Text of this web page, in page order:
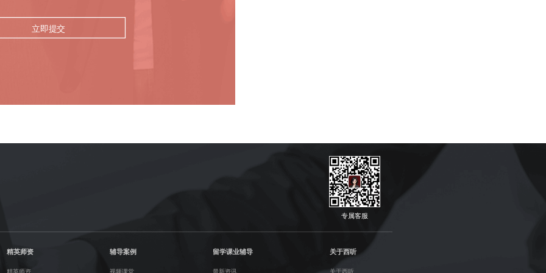
立即提交
专属客服
精英师资
精英师资
辅导案例
视频课堂
留学课业辅导
最新资讯
关于西听
关于西听